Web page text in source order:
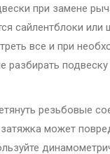
при замене
сайлентблоки
все и при
разбирать
резьбовые
может